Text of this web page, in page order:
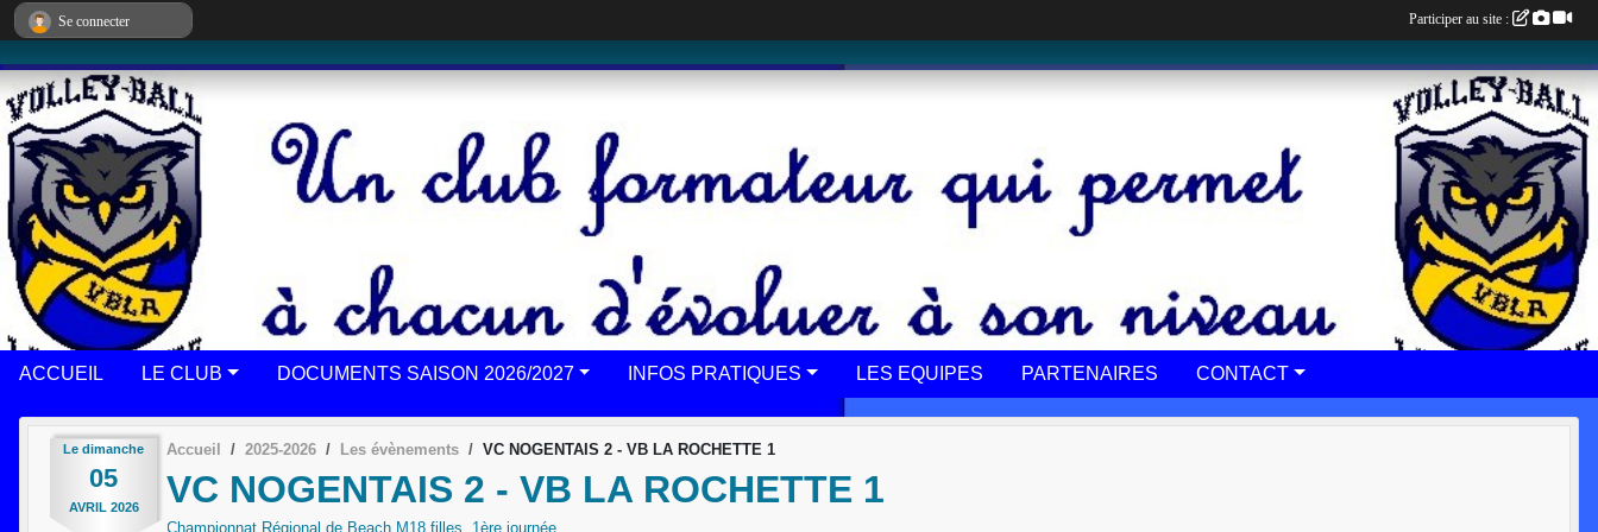
ACCUEIL LE CLUB DOCUMENTS SAISON 2026/2027 INFOS PRATIQUES LES EQUIPES PARTENAIRES CONTACT
Le dimanche
05
AVRIL 2026
Accueil 2025-2026 Les évènements VC NOGENTAIS 2 - VB LA ROCHETTE 1
VC NOGENTAIS 2 - VB LA ROCHETTE 1
Championnat Régional de Beach M18 filles, 1ère journée
Se connecter Participer au site :
Panneau de gestion des cookies